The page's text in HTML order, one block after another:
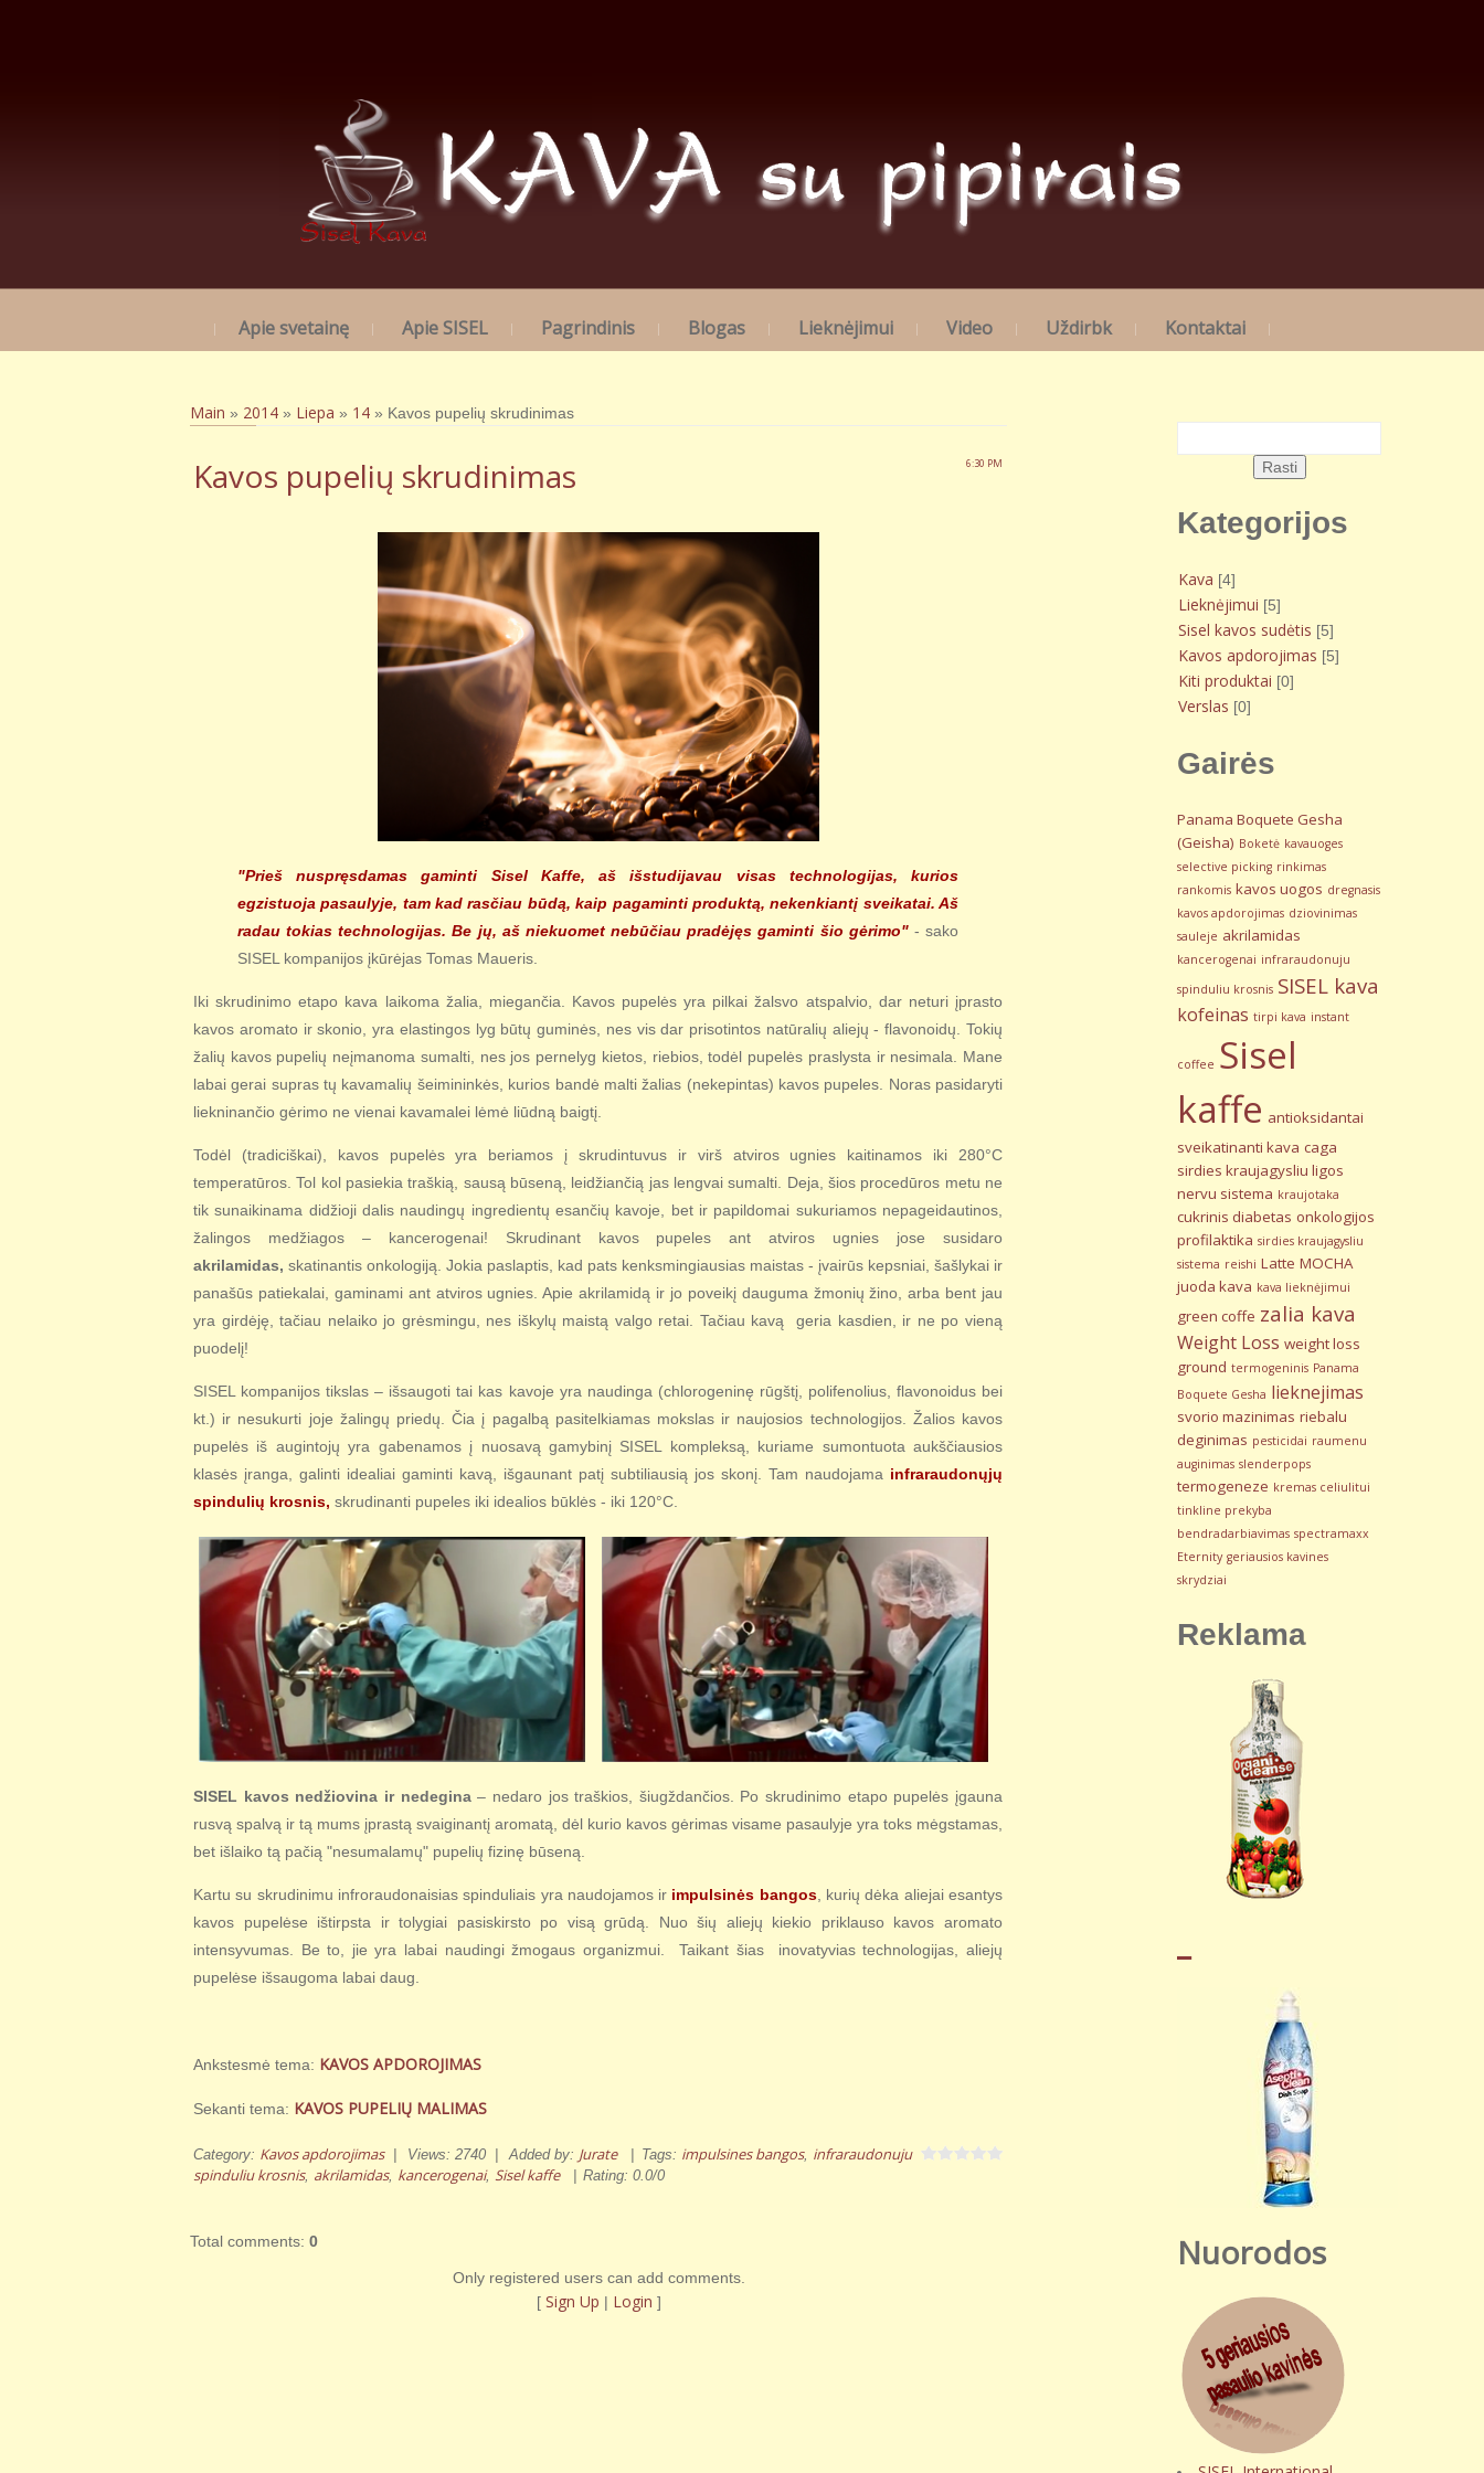
Apie svetainę Apie SISEL Pagrindinis Blogas Lieknėjimui Video Uždirbk Kontaktai
Main » 2014 » Liepa » 14 » Kavos pupelių skrudinimas
6:30 PM
Kavos pupelių skrudinimas
"Prieš nuspręsdamas gaminti Sisel Kaffe, aš išstudijavau visas technologijas, kurios
egzistuoja pasaulyje, tam kad rasčiau būdą, kaip pagaminti produktą, nekenkiantį sveikatai. Aš
radau tokias technologijas. Be jų, aš niekuomet nebūčiau pradėjęs gaminti šio gėrimo" - sako
SISEL kompanijos įkūrėjas Tomas Maueris.
Iki skrudinimo etapo kava laikoma žalia, miegančia. Kavos pupelės yra pilkai žalsvo atspalvio, dar neturi įprasto
kavos aromato ir skonio, yra elastingos lyg būtų guminės, nes vis dar prisotintos natūralių aliejų - flavonoidų. Tokių
žalių kavos pupelių neįmanoma sumalti, nes jos pernelyg kietos, riebios, todėl pupelės praslysta ir nesimala. Mane
labai gerai supras tų kavamalių šeimininkės, kurios bandė malti žalias (nekepintas) kavos pupeles. Noras pasidaryti
liekninančio gėrimo ne vienai kavamalei lėmė liūdną baigtį.
Todėl (tradiciškai), kavos pupelės yra beriamos į skrudintuvus ir virš atviros ugnies kaitinamos iki 280°C
temperatūros. Tol kol pasiekia traškią, sausą būseną, leidžiančią jas lengvai sumalti. Deja, šios procedūros metu ne
tik sunaikinama didžioji dalis naudingų ingredientų esančių kavoje, bet ir papildomai sukuriamos nepageidautinos,
žalingos medžiagos – kancerogenai! Skrudinant kavos pupeles ant atviros ugnies jose susidaro
akrilamidas, skatinantis onkologiją. Jokia paslaptis, kad pats kenksmingiausias maistas - įvairūs kepsniai, šašlykai ir
panašūs patiekalai, gaminami ant atviros ugnies. Apie akrilamidą ir jo poveikį dauguma žmonių žino, arba bent jau
yra girdėję, tačiau nelaiko jo grėsmingu, nes iškylų maistą valgo retai. Tačiau kavą geria kasdien, ir ne po vieną
puodelį!
SISEL kompanijos tikslas – išsaugoti tai kas kavoje yra naudinga (chlorogeninę rūgštį, polifenolius, flavonoidus bei
kt.) ir nesukurti joje žalingų priedų. Čia į pagalbą pasitelkiamas mokslas ir naujosios technologijos. Žalios kavos
pupelės iš augintojų yra gabenamos į nuosavą gamybinį SISEL kompleksą, kuriame sumontuota aukščiausios
klasės įranga, galinti idealiai gaminti kavą, išgaunant patį subtiliausią jos skonį. Tam naudojama infraraudonųjų
spindulių krosnis, skrudinanti pupeles iki idealios būklės - iki 120°C.
SISEL kavos nedžiovina ir nedegina– nedaro jos traškios, šiugždančios. Po skrudinimo etapo pupelės įgauna
rusvą spalvą ir tą mums įprastą svaiginantį aromatą, dėl kurio kavos gėrimas visame pasaulyje yra toks mėgstamas,
bet išlaiko tą pačią "nesumalamų" pupelių fizinę būseną.
Kartu su skrudinimu infroraudonaisias spinduliais yra naudojamos ir impulsinės bangos, kurių dėka aliejai esantys
kavos pupelėse ištirpsta ir tolygiai pasiskirsto po visą grūdą. Nuo šių aliejų kiekio priklauso kavos aromato
intensyvumas. Be to, jie yra labai naudingi žmogaus organizmui. Taikant šias inovatyvias technologijas, aliejų
pupelėse išsaugoma labai daug.
Ankstesmė tema: KAVOS APDOROJIMAS
Sekanti tema: KAVOS PUPELIŲ MALIMAS
Category: Kavos apdorojimas Views: 2740 Added by: Jurate Tags: impulsines bangos, infraraudonuju
spinduliu krosnis, akrilamidas, kancerogenai, Sisel kaffe Rating: 0.0/0
Total comments: 0
Only registered users can add comments.
[ Sign Up | Login ]
Kategorijos
Kava [4]
Lieknėjimui [5]
Sisel kavos sudėtis [5]
Kavos apdorojimas [5]
Kiti produktai [0]
Verslas [0]
Gairės
Panama Boquete Gesha
(Geisha) Boketė kavauoges
selective picking rinkimas
rankomis kavos uogos dregnasis
kavos apdorojimas dziovinimas
sauleje akrilamidas
kancerogenai infraraudonuju
spinduliu krosnis SISEL kava
kofeinas tirpi kava instant
coffee Sisel
kaffe antioksidantai
sveikatinanti kava caga
sirdies kraujagysliu ligos
nervu sistema kraujotaka
cukrinis diabetas onkologijos
profilaktika sirdies kraujagysliu
sistema reishi Latte MOCHA
juoda kava kava lieknėjimui
green coffe zalia kava
Weight Loss weight loss
ground termogeninis Panama
Boquete Gesha lieknejimas
svorio mazinimas riebalu
deginimas pesticidai raumenu
auginimas slenderpops
termogeneze kremas celiulitui
tinkline prekyba
bendradarbiavimas spectramaxx
Eternity geriausios kavines
skrydziai
Reklama
Nuorodos